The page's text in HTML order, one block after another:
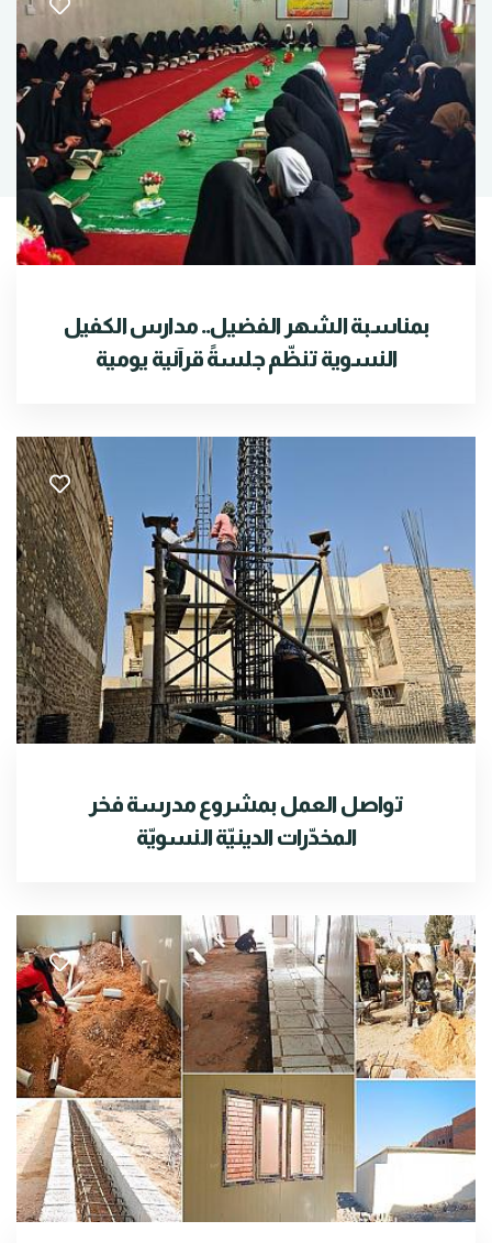
بمناسبة الشهر الفضيل.. مدارس الكفيل
النسوية تنظّم جلسةً قرآنية يومية
تواصل العمل بمشروع مدرسة فخر
المخدّرات الدينيّة النسويّة